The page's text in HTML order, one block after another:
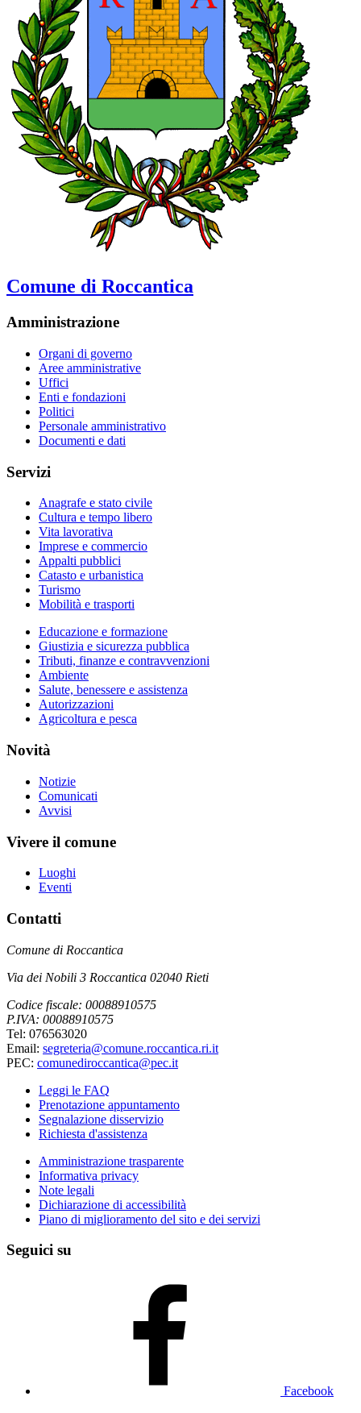
Comune di Roccantica
Amministrazione
Organi di governo
Aree amministrative
Uffici
Enti e fondazioni
Politici
Personale amministrativo
Documenti e dati
Servizi
Anagrafe e stato civile
Cultura e tempo libero
Vita lavorativa
Imprese e commercio
Appalti pubblici
Catasto e urbanistica
Turismo
Mobilità e trasporti
Educazione e formazione
Giustizia e sicurezza pubblica
Tributi, finanze e contravvenzioni
Ambiente
Salute, benessere e assistenza
Autorizzazioni
Agricoltura e pesca
Novità
Notizie
Comunicati
Avvisi
Vivere il comune
Luoghi
Eventi
Contatti
Comune di Roccantica
Via dei Nobili 3 Roccantica 02040 Rieti
Codice fiscale: 00088910575
P.IVA: 00088910575
Tel: 076563020
Email: segreteria@comune.roccantica.ri.it
PEC: comunediroccantica@pec.it
Leggi le FAQ
Prenotazione appuntamento
Segnalazione disservizio
Richiesta d'assistenza
Amministrazione trasparente
Informativa privacy
Note legali
Dichiarazione di accessibilità
Piano di miglioramento del sito e dei servizi
Seguici su
Facebook